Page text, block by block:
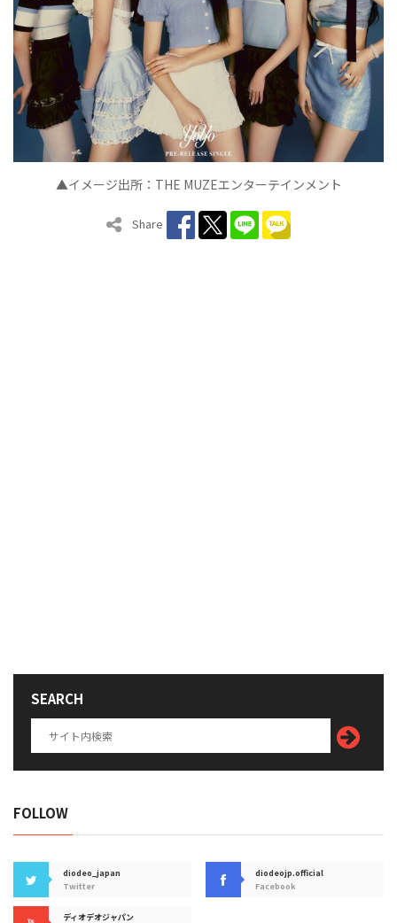
▲イメージ出所：THE MUZEエンターテインメント
Share
SEARCH
FOLLOW
diodeo_japan
Twitter
diodeojp.official
Facebook
ディオデオジャパン